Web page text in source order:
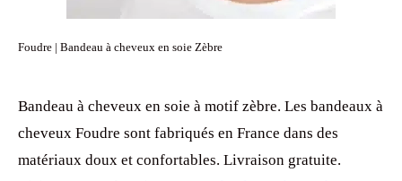
Foudre | Bandeau à cheveux en soie Zèbre
Bandeau à cheveux en soie à motif zèbre. Les bandeaux à
cheveux Foudre sont fabriqués en France dans des
matériaux doux et confortables. Livraison gratuite.